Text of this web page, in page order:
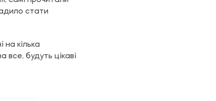
стати
на кілька
все, будуть цікаві